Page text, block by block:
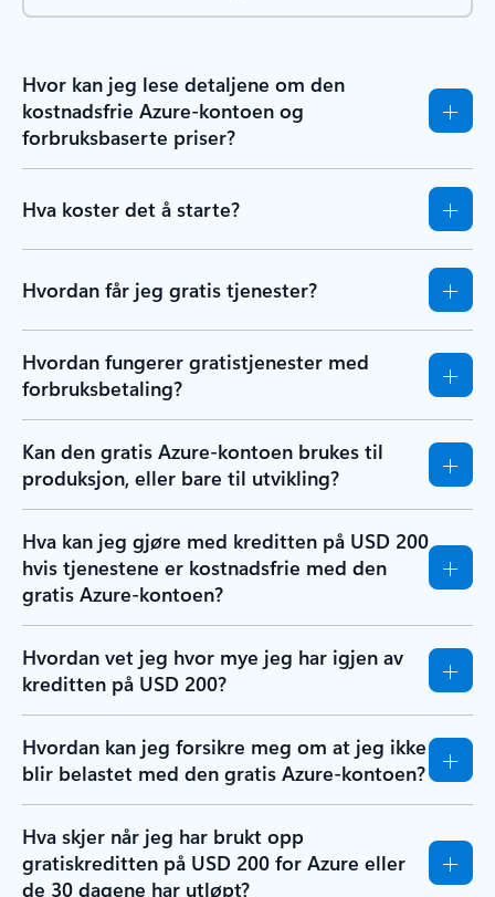
Hvor kan jeg lese detaljene om den
kostnadsfrie Azure-kontoen og
forbruksbaserte priser?
Hva koster det å starte?
Hvordan får jeg gratis tjenester?
Hvordan fungerer gratistjenester med
forbruksbetaling?
Kan den gratis Azure-kontoen brukes til
produksjon, eller bare til utvikling?
Hva kan jeg gjøre med kreditten på USD 200
hvis tjenestene er kostnadsfrie med den
gratis Azure-kontoen?
Hvordan vet jeg hvor mye jeg har igjen av
kreditten på USD 200?
Hvordan kan jeg forsikre meg om at jeg ikke
blir belastet med den gratis Azure-kontoen?
Hva skjer når jeg har brukt opp
gratiskreditten på USD 200 for Azure eller
de 30 dagene har utløpt?